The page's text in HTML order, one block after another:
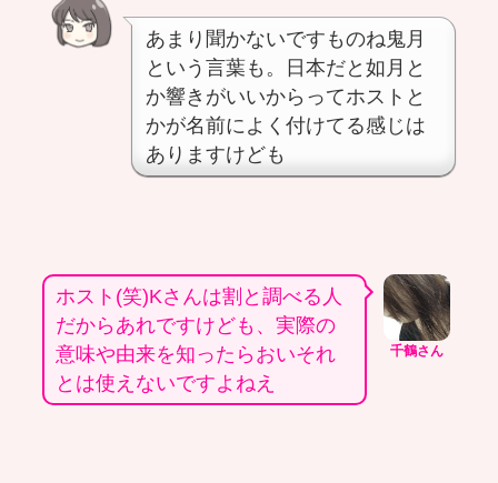
あまり聞かないですものね鬼月
という言葉も。日本だと如月と
か響きがいいからってホストと
かが名前によく付けてる感じは
ありますけども
千鶴さん
ホスト(笑)Kさんは割と調べる人
だからあれですけども、実際の
意味や由来を知ったらおいそれ
とは使えないですよねえ